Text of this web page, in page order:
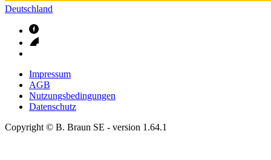
Deutschland
Impressum
AGB
Nutzungsbedingungen
Datenschutz
Copyright © B. Braun SE - version 1.64.1